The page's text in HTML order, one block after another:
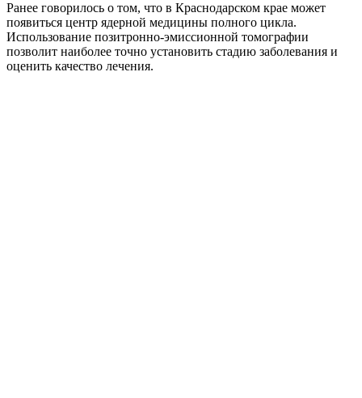
Ранее говорилось о том, что в Краснодарском крае может
появиться центр ядерной медицины полного цикла.
Использование позитронно-эмиссионной томографии
позволит наиболее точно установить стадию заболевания и
оценить качество лечения.